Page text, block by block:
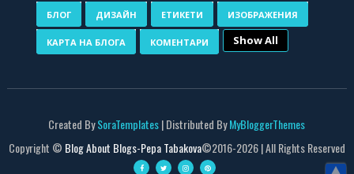
БЛОГ ДИЗАЙН ЕТИКЕТИ ИЗОБРАЖЕНИЯ
КАРТА НА БЛОГА КОМЕНТАРИ Show All
Created BySoraTemplates| Distributed ByMyBloggerThemes
Copyright © Blog About Blogs-Pepa Tabakova©2016-2026 | All Rights Reserved